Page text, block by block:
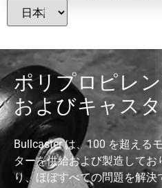
ポリプロピレ
およびキャス
Bullcaster は、100 を超える
ターを供給および製造してお
り、ほぼすべての問題を解決